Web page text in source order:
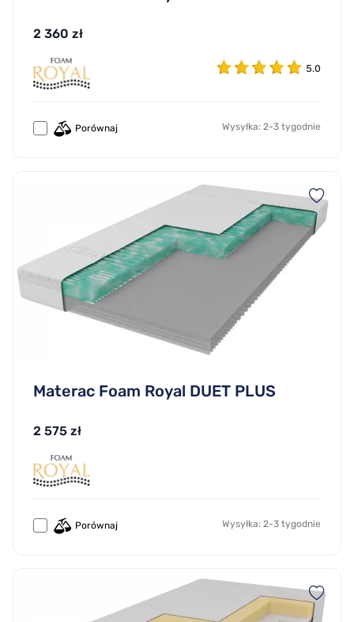
2 360 zł
5.0
Porównaj Wysyłka: 2-3 tygodnie
Materac Foam Royal DUET PLUS
2 575 zł
Porównaj Wysyłka: 2-3 tygodnie